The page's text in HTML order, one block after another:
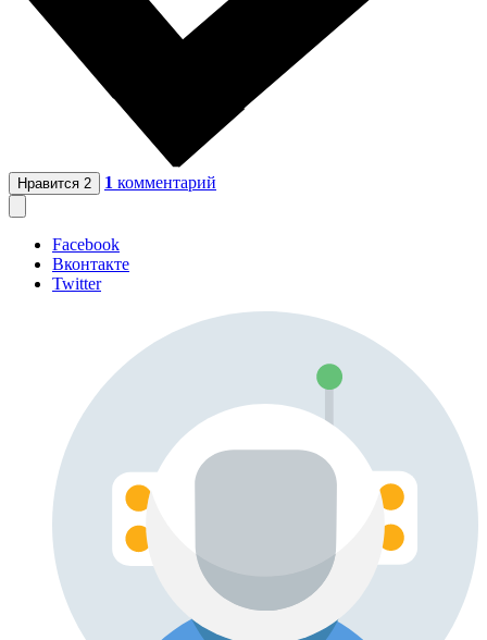
Нравится 2 1 комментарий
Facebook
Вконтакте
Twitter